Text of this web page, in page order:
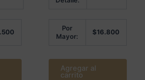
Por
Mayor:
$16.800
Agregar al
carrito